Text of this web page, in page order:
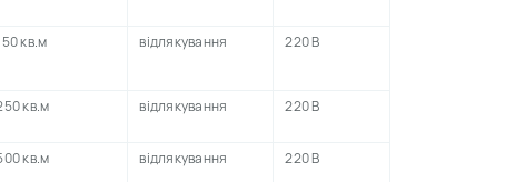
кв.м відлякування 220 В
кв.м відлякування 220 В
кв.м відлякування 220 В